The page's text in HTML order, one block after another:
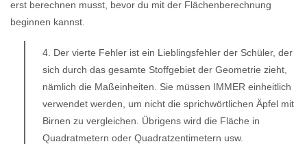
erst berechnen musst, bevor du mit der Flächenberechnung
beginnen kannst.
4. Der vierte Fehler ist ein Lieblingsfehler der Schüler, der
sich durch das gesamte Stoffgebiet der Geometrie zieht,
nämlich die Maßeinheiten. Sie müssen IMMER einheitlich
verwendet werden, um nicht die sprichwörtlichen Äpfel mit
Birnen zu vergleichen. Übrigens wird die Fläche in
Quadratmetern oder Quadratzentimetern usw.